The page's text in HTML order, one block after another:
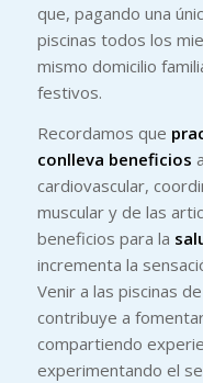
que, pagando una
piscinas todos los
mismo domicilio
festivos.
Recordamos que
conlleva beneficios
cardiovascular,
muscular y de las
beneficios para la
incrementa la
Venir a las piscinas
contribuye a
compartiendo
experimentando el